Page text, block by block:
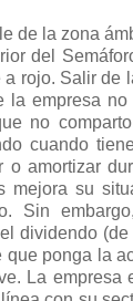
de la zona
del
rojo. Salir de
la empresa
no
cuando
o amortizar
mejora su
Sin
dividendo
que ponga la
La empresa